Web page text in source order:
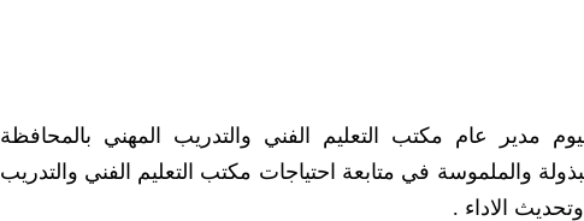
مدير عام مكتب التعليم الفني والتدريب المهني بالمحافظة
والملموسة في متابعة احتياجات مكتب التعليم الفني والتدريب
الاداء .